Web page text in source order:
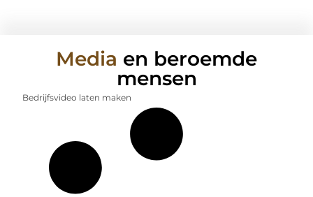
Media en beroemde
mensen
Bedrijfsvideo laten maken